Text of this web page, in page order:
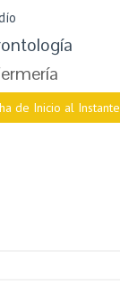
de Inicio al Instante